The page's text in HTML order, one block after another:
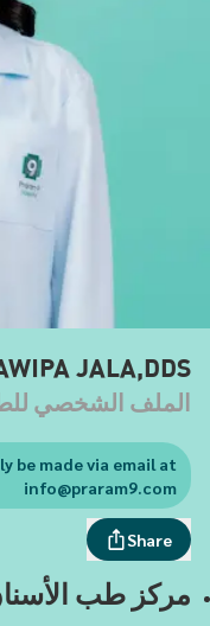
JALA,DDS.
الملف الشخصي
be made via email at
info@praram9.com
Share
مركز طب